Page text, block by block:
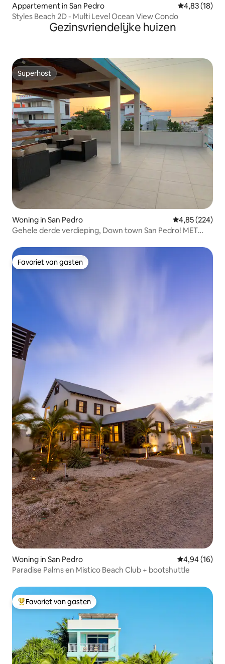
Appartement in San Pedro Gemiddelde
4,83 (18)
Styles Beach 2D - Multi Level Ocean View Condo
Gezinsvriendelijke huizen
Superhost
Superhost
Woning in San Pedro Gemiddelde
4,85 (224)
Gehele derde verdieping, Down town San Pedro! MET
Favoriet van gasten
Favoriet van gasten
Woning in San Pedro Gemiddelde
4,94 (16)
Paradise Palms en Mistico Beach Club + bootshuttle
Topfavoriet van gasten
Favoriet van gasten